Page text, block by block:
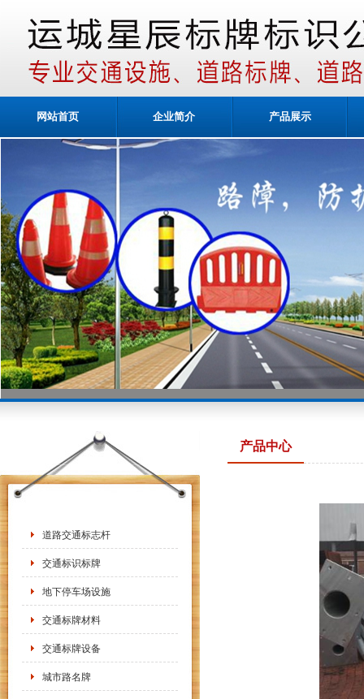
网站首页 企业简介 产品展示
道路交通标志杆
交通标识标牌
地下停车场设施
交通标牌材料
交通标牌设备
城市路名牌
产品中心